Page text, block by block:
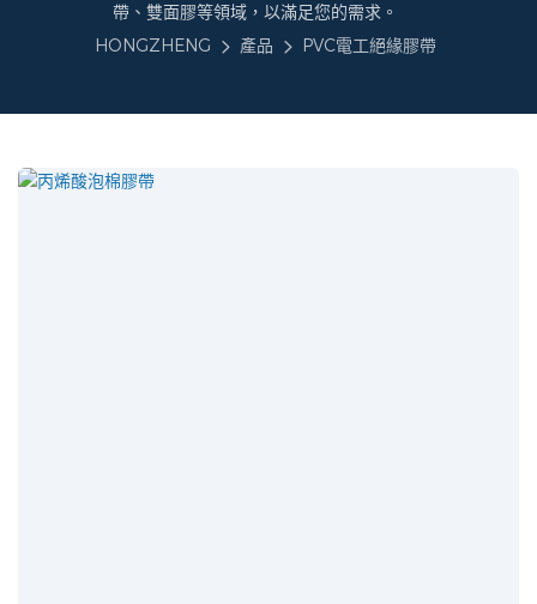
帶、雙面膠等領域，以滿足您的需求。
HONGZHENG
產品 PVC電工絕緣膠帶